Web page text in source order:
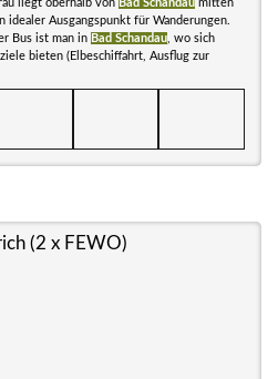
liegt oberhalb von Bad Schandau mitten
idealer Ausgangspunkt für Wanderungen.
Bus ist man in Bad Schandau , wo sich
bieten (Elbeschiffahrt, Ausflug zur
(2 x FEWO)